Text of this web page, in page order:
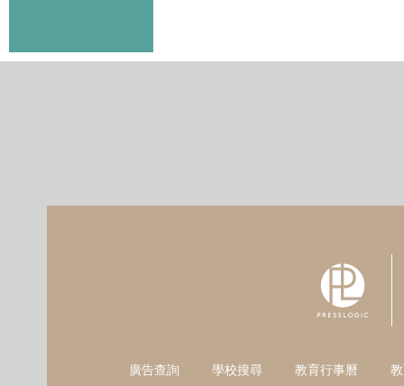
廣告查詢 學校搜尋 教育行事曆